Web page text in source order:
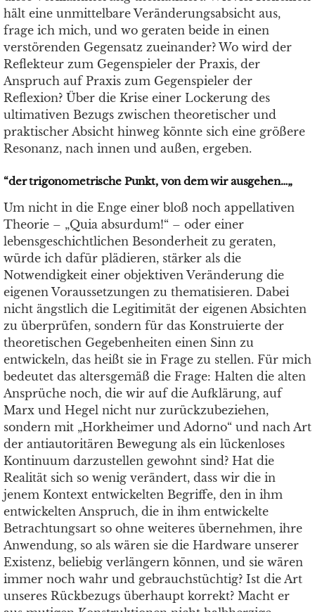
hält eine unmittelbare Veränderungsabsicht aus,
frage ich mich, und wo geraten beide in einen
verstörenden Gegensatz zueinander? Wo wird der
Reflekteur zum Gegenspieler der Praxis, der
Anspruch auf Praxis zum Gegenspieler der
Reflexion? Über die Krise einer Lockerung des
ultimativen Bezugs zwischen theoretischer und
praktischer Absicht hinweg könnte sich eine größere
Resonanz, nach innen und außen, ergeben.
“der trigonometrische Punkt, von dem wir ausgehen…„
Um nicht in die Enge einer bloß noch appellativen
Theorie – „Quia absurdum!“ – oder einer
lebensgeschichtlichen Besonderheit zu geraten,
würde ich dafür plädieren, stärker als die
Notwendigkeit einer objektiven Veränderung die
eigenen Voraussetzungen zu thematisieren. Dabei
nicht ängstlich die Legitimität der eigenen Absichten
zu überprüfen, sondern für das Konstruierte der
theoretischen Gegebenheiten einen Sinn zu
entwickeln, das heißt sie in Frage zu stellen. Für mich
bedeutet das altersgemäß die Frage: Halten die alten
Ansprüche noch, die wir auf die Aufklärung, auf
Marx und Hegel nicht nur zurückzubeziehen,
sondern mit „Horkheimer und Adorno“ und nach Art
der antiautoritären Bewegung als ein lückenloses
Kontinuum darzustellen gewohnt sind? Hat die
Realität sich so wenig verändert, dass wir die in
jenem Kontext entwickelten Begriffe, den in ihm
entwickelten Anspruch, die in ihm entwickelte
Betrachtungsart so ohne weiteres übernehmen, ihre
Anwendung, so als wären sie die Hardware unserer
Existenz, beliebig verlängern können, und sie wären
immer noch wahr und gebrauchstüchtig? Ist die Art
unseres Rückbezugs überhaupt korrekt? Macht er